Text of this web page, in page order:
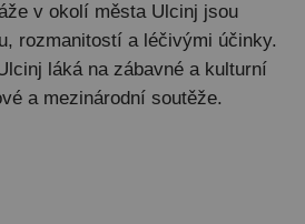
v okolí města Ulcinj jsou
rozmanitostí a léčivými účinky.
láká na zábavné a kulturní
a mezinárodní soutěže.